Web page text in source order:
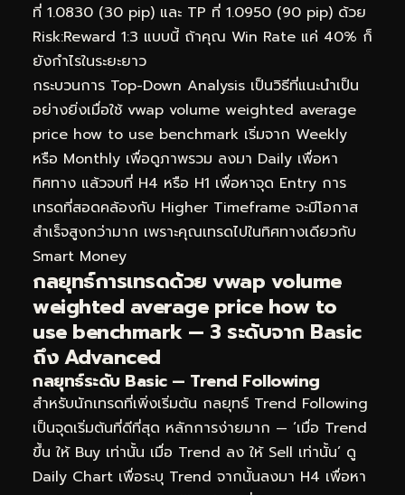
ที่ 1.0830 (30 pip) และ TP ที่ 1.0950 (90 pip) ด้วย
Risk:Reward 1:3 แบบนี้ ถ้าคุณ Win Rate แค่ 40% ก็
ยังกำไรในระยะยาว
กระบวนการ Top-Down Analysis เป็นวิธีที่แนะนำเป็น
อย่างยิ่งเมื่อใช้ vwap volume weighted average
price how to use benchmark เริ่มจาก Weekly
หรือ Monthly เพื่อดูภาพรวม ลงมา Daily เพื่อหา
ทิศทาง แล้วจบที่ H4 หรือ H1 เพื่อหาจุด Entry การ
เทรดที่สอดคล้องกับ Higher Timeframe จะมีโอกาส
สำเร็จสูงกว่ามาก เพราะคุณเทรดไปในทิศทางเดียวกับ
Smart Money
กลยุทธ์การเทรดด้วย vwap volume
weighted average price how to
use benchmark — 3 ระดับจาก Basic
ถึง Advanced
กลยุทธ์ระดับ Basic — Trend Following
สำหรับนักเทรดที่เพิ่งเริ่มต้น กลยุทธ์ Trend Following
เป็นจุดเริ่มต้นที่ดีที่สุด หลักการง่ายมาก — ‘เมื่อ Trend
ขึ้น ให้ Buy เท่านั้น เมื่อ Trend ลง ให้ Sell เท่านั้น’ ดู
Daily Chart เพื่อระบุ Trend จากนั้นลงมา H4 เพื่อหา